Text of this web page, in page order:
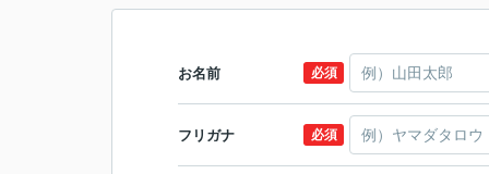
お名前 必須
フリガナ 必須